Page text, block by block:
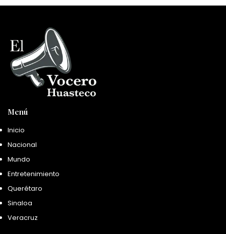
Menú
Inicio
Nacional
Mundo
Entretenimiento
Querétaro
Sinaloa
Veracruz